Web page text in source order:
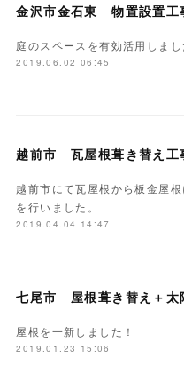
金沢市金石東 物置設置工
庭のスペースを有効活用しまし
2019.06.02 06:45
越前市 瓦屋根葺き替え工
越前市にて瓦屋根から板金屋
を行いました。
2019.04.04 14:47
七尾市 屋根葺き替え＋太
屋根を一新しました！
2019.01.23 15:06